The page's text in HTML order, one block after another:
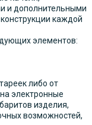
и дополнительными
каждой
элементов:
либо от
электронные
изделия,
возможностей,